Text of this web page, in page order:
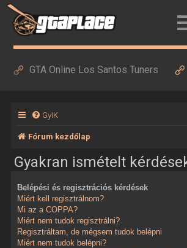
GTA Online Los Santos Tuners
GyIK
Fórum kezdőlap
Gyakran ismételt
Belépési és regisztrációs kérdések
Miért kell regisztrálnom?
Mi az a COPPA?
Miért nem tudok regisztrálni?
Regisztráltam, de mégsem tudok belépni
Miért nem tudok belépni?